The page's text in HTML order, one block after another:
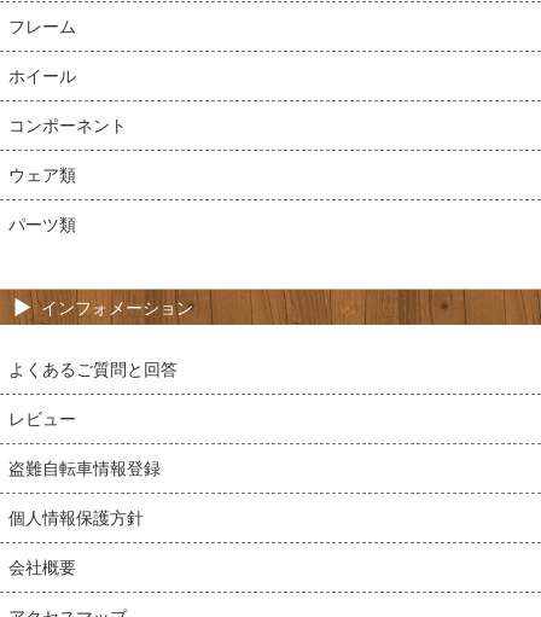
フレーム
ホイール
コンポーネント
ウェア類
パーツ類
インフォメーション
よくあるご質問と回答
レビュー
盗難自転車情報登録
個人情報保護方針
会社概要